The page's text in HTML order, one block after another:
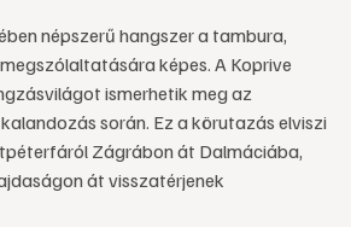
népszerű hangszer a tambura,
képes. A Koprive
ismerhetik meg az
során. Ez a körutazás elviszi
Zágrábon át Dalmáciába,
át visszatérjenek